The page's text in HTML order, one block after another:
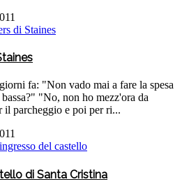
fa: "Non vado mai a fare la spesa
"No, non ho mezz'ora da
il parcheggio e poi per ri...
di Santa Cristina